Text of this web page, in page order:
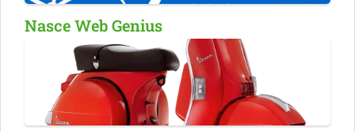
Nasce Web Genius